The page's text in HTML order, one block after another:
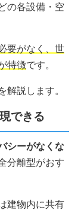
の各設備・空
要がなく、世
特徴です。
解説します。
できる
シーがなくな
分離型がおす
建物内に共有